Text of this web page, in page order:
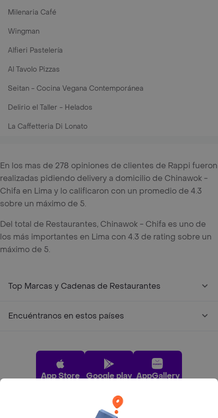
Milenaria Café
Wingman
Alfieri Pastelería
Al Tavolo Pizzas
Seitan - Cocina Vegana Contemporánea
Delirio el Taller - Helados
La Caffetteria Di Lonato
En los mas de 278 opiniones de clientes de Rappi fueron
realizadas pidiendo delivery a domicilio de Chinawok -
Chifa en Lima y lo calificaron con un promedio de 4.3
sobre un máximo de 5.
Del total de Restaurantes, Chinawok - Chifa es uno de
los más importantes en Lima con 4.3 de rating sobre un
máximo de 5.
Top Marcas y Cadenas de Restaurantes
Encuéntranos en estos países
App Store Google play AppGallery